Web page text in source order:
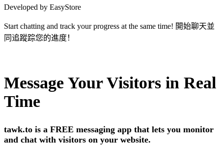
Developed by EasyStore
Start chatting and track your progress at the same time! 開始聊天並
同追蹤踪您的進度！
Message Your Visitors in Real
Time
tawk.to is a FREE messaging app that lets you monitor
and chat with visitors on your website.